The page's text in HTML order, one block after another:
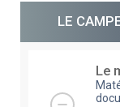
LE
Le